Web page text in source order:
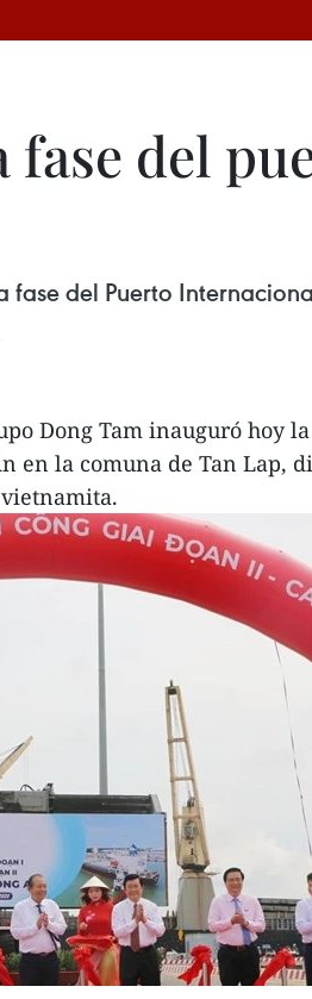
del
del Puerto
Dong Tam inauguró hoy
en la comuna de Tan Lap,